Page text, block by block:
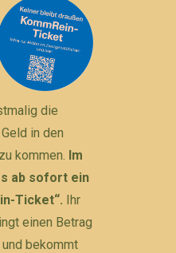
die
in den
kommen. Im
ab sofort ein
Ticket“. Ihr
einen Betrag
und bekommt